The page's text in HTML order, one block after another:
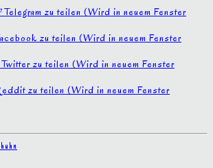
Telegram zu teilen (Wird in neuem Fenster
zu teilen (Wird in neuem Fenster
zu teilen (Wird in neuem Fenster
zu teilen (Wird in neuem Fenster